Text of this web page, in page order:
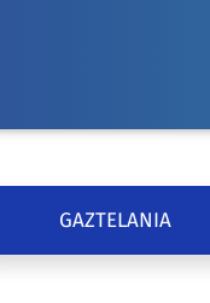
GAZTELANIA